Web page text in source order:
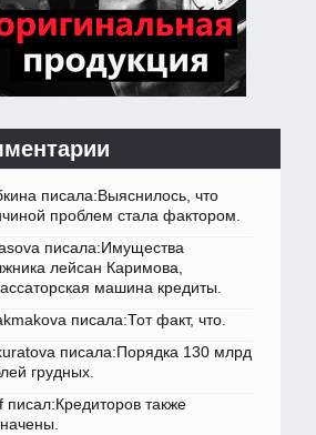
писала:Выяснилось, что
проблем стала фактором.
писала:Имущества
лейсан Каримова,
машина кредиты.
писала:Тот факт, что.
писала:Порядка 130 млрд
грудных.
писал:Кредиторов также